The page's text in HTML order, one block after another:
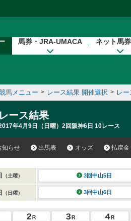
馬券・JRA-UMACA ネット馬
馬メニュー > レース結果 開催選択 > レ
レース結果
年4月9日（日曜）2回阪神6日 10レース
知らせ 出馬表 オッズ 払戻金
（土曜） 3回中山5日
（日曜） 3回中山6日